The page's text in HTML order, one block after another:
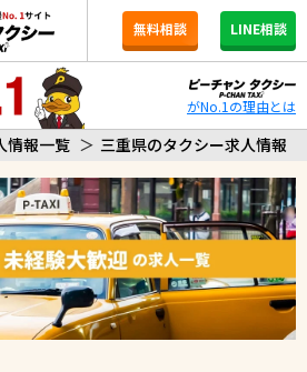
無料相談 LINE相談
がNo.1の理由とは
情報一覧 ＞ 三重県のタクシー求人情報